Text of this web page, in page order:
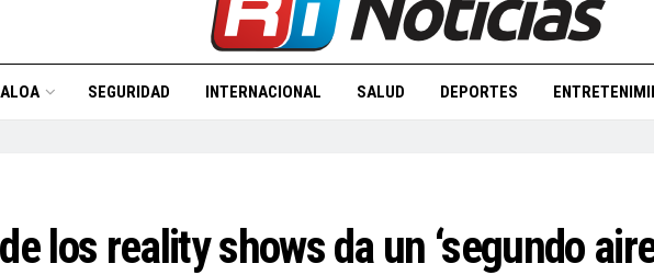
SEGURIDAD INTERNACIONAL SALUD DEPORTES
los reality shows da un ‘segundo